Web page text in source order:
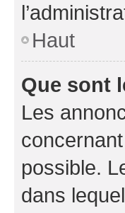
Haut
Que sont
Les
possible.
dans